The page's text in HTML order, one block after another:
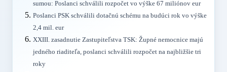
sumou: Poslanci schválili rozpočet vo výške 67 miliónov eur
Poslanci PSK schválili dotačnú schému na budúci rok vo výške
2,4 mil. eur
XXIII. zasadnutie Zastupiteľstva TSK: Župné nemocnice majú
jedného riaditeľa, poslanci schválili rozpočet na najbližšie tri
roky